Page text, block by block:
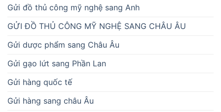
Gửi đồ thủ công mỹ nghệ sang Anh
GỬI ĐỒ THỦ CÔNG MỸ NGHỆ SANG CHÂU ÂU
Gửi dược phẩm sang Châu Âu
Gửi gạo lứt sang Phần Lan
Gửi hàng quốc tế
Gửi hàng sang châu Âu